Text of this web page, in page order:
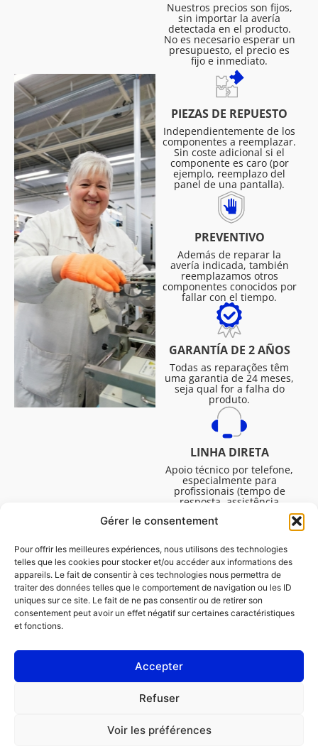
Gérer le consentement
Pour offrir les meilleures expériences, nous utilisons des technologies
telles que les cookies pour stocker et/ou accéder aux informations des
appareils. Le fait de consentir à ces technologies nous permettra de
traiter des données telles que le comportement de navigation ou les ID
uniques sur ce site. Le fait de ne pas consentir ou de retirer son
consentement peut avoir un effet négatif sur certaines caractéristiques
et fonctions.
Accepter
Refuser
Voir les préférences
Nuestros precios son fijos,
sin importar la avería
detectada en el producto.
No es necesario esperar un
presupuesto, el precio es
fijo e inmediato.
PIEZAS DE REPUESTO
Independientemente de los
componentes a reemplazar.
Sin coste adicional si el
componente es caro (por
ejemplo, reemplazo del
panel de una pantalla).
PREVENTIVO
Además de reparar la
avería indicada, también
reemplazamos otros
componentes conocidos por
fallar con el tiempo.
GARANTÍA DE 2 AÑOS
Todas as reparações têm
uma garantia de 24 meses,
seja qual for a falha do
produto.
LINHA DIRETA
Apoio técnico por telefone,
especialmente para
profissionais (tempo de
resposta, assistência
técnica, etc.). De segunda a
sexta-feira, das 08:30 às